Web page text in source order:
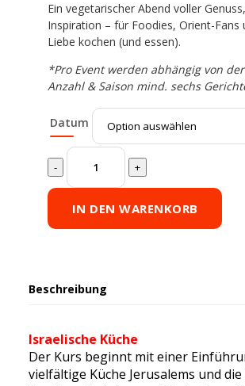
Ein vegetarischer Abend voller
Inspiration – für Foodies, Orient-Fans
Liebe kochen (und essen).
*Pro Event werden abhängig von
Anzahl & Saison mind. sechs
Datum
Vegetarische
Reise
nach
Jerusalem
in
IN DEN WARENKORB
Beschreibung
Israelische Küche
Der Kurs beginnt mit einer
vielfältige Küche Jerusalems und